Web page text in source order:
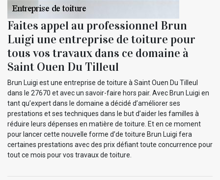
Faites appel au professionnel Brun
Luigi une entreprise de toiture pour
tous vos travaux dans ce domaine à
Saint Ouen Du Tilleul
Brun Luigi est une entreprise de toiture à Saint Ouen Du Tilleul
dans le 27670 et avec un savoir-faire hors pair. Avec Brun Luigi en
tant qu’expert dans le domaine a décidé d’améliorer ses
prestations et ses techniques dans le but d’aider les familles à
réduire leurs dépenses en matière de toiture. Et en ce moment
pour lancer cette nouvelle forme d’de toiture Brun Luigi fera
certaines prestations avec des prix défiant toute concurrence pour
tout ce mois pour vos travaux de toiture.